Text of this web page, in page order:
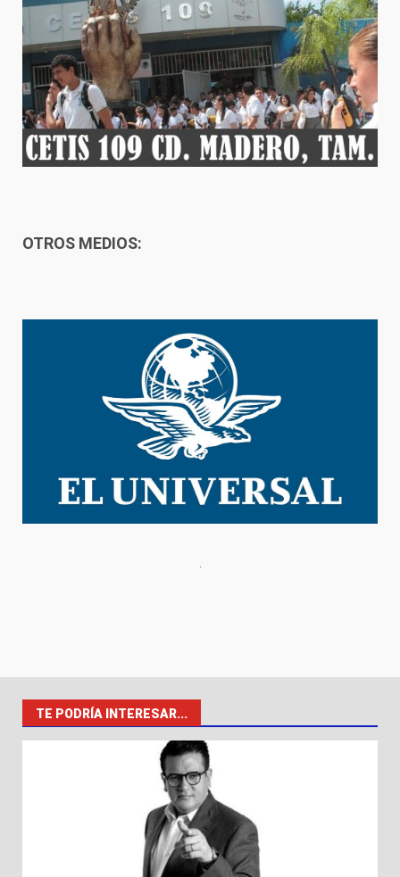
OTROS MEDIOS:
TE PODRÍA INTERESAR...